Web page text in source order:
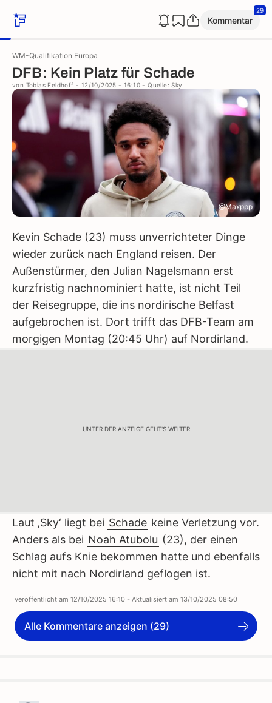
Kommentar
29
WM-Qualifikation Europa
DFB: Kein Platz für Schade
von Tobias Feldhoff - 12/10/2025 - 16:10 - Quelle: Sky
@Maxppp
Kevin Schade (23) muss unverrichteter Dinge
wieder zurück nach England reisen. Der
Außenstürmer, den Julian Nagelsmann erst
kurzfristig nachnominiert hatte, ist nicht Teil
der Reisegruppe, die ins nordirische Belfast
aufgebrochen ist. Dort trifft das DFB-Team am
morgigen Montag (20:45 Uhr) auf Nordirland.
UNTER DER ANZEIGE GEHT'S WEITER
Laut ‚Sky‘ liegt bei Schade keine Verletzung vor.
Anders als bei Noah Atubolu (23), der einen
Schlag aufs Knie bekommen hatte und ebenfalls
nicht mit nach Nordirland geflogen ist.
veröffentlicht am 12/10/2025 16:10 - Aktualisiert am 13/10/2025 08:50
Alle Kommentare anzeigen (29)